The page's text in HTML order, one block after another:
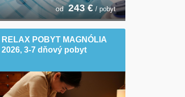
od 243€ / pobyt
RELAX POBYT MAGNÓLIA
2026, 3-7 dňový pobyt